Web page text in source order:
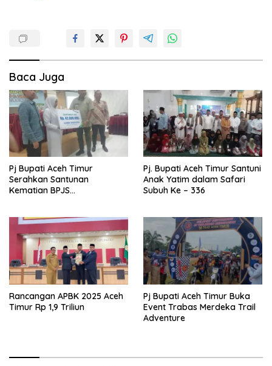
Baca Juga
Pj Bupati Aceh Timur
Serahkan Santunan
Kematian BPJS
Pj. Bupati Aceh Timur Santuni
Anak Yatim dalam Safari
Subuh Ke – 336
Rancangan APBK 2025 Aceh
Timur Rp 1,9 Triliun
Pj Bupati Aceh Timur Buka
Event Trabas Merdeka Trail
Adventure